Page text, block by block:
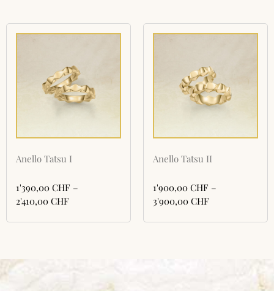
Anello Tatsu I
1'390,00 CHF –
2'410,00 CHF
Anello Tatsu II
1'900,00 CHF –
3'900,00 CHF